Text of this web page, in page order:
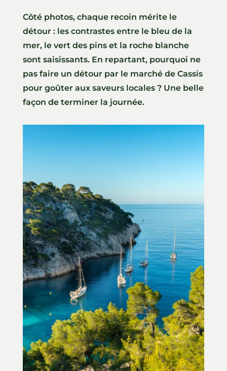
Côté photos, chaque recoin mérite le
détour : les contrastes entre le bleu de la
mer, le vert des pins et la roche blanche
sont saisissants. En repartant, pourquoi ne
pas faire un détour par le marché de Cassis
pour goûter aux saveurs locales ? Une belle
façon de terminer la journée.